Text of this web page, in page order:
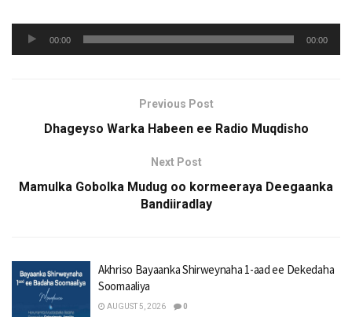
Audio
Player
00:00 00:00
Previous Post
Dhageyso Warka Habeen ee Radio Muqdisho
Next Post
Mamulka Gobolka Mudug oo kormeeraya Deegaanka
Bandiiradlay
Akhriso Bayaanka Shirweynaha 1-aad ee Dekedaha
Soomaaliya
AUGUST 5, 2026 0